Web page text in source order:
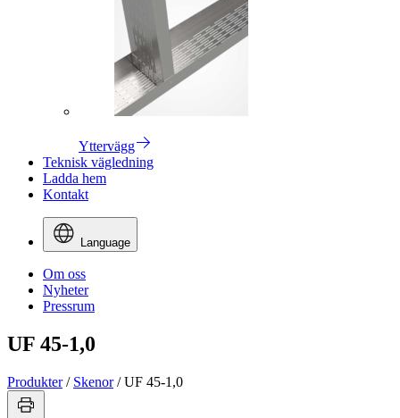
Yttervägg
Teknisk vägledning
Ladda hem
Kontakt
Language
Om oss
Nyheter
Pressrum
UF 45-1,0
Produkter / Skenor /UF 45-1,0